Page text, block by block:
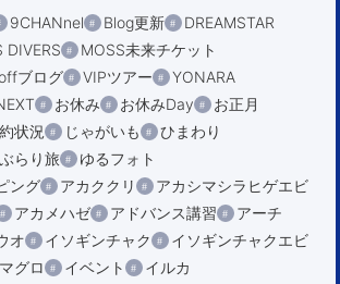
9CHANnel Blog更新
DREAMSTAR
DIVERS
MOSS未来チケット
ブログ VIPツアー
YONARA
お休み お休みDay
お正月
状況 じゃがいも
ひまわり
ぶらり旅
ゆるフォト
ング
アカククリ
アカシマシラヒゲエビ
アカメハゼ アドバンス講習
アーチ
オ
イソギンチャク
イソギンチャクエビ
グロ イベント
イルカ